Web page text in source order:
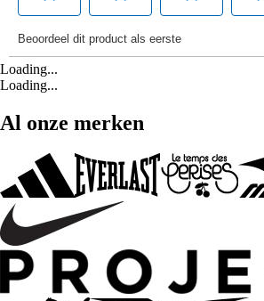
Loading...
Loading...
Al onze merken